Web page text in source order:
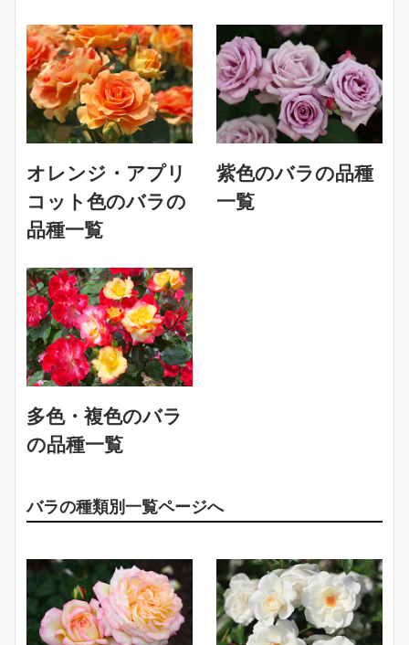
オレンジ・アプリ
コット色のバラの
品種一覧
紫色のバラの品種
一覧
多色・複色のバラ
の品種一覧
バラの種類別一覧ページへ